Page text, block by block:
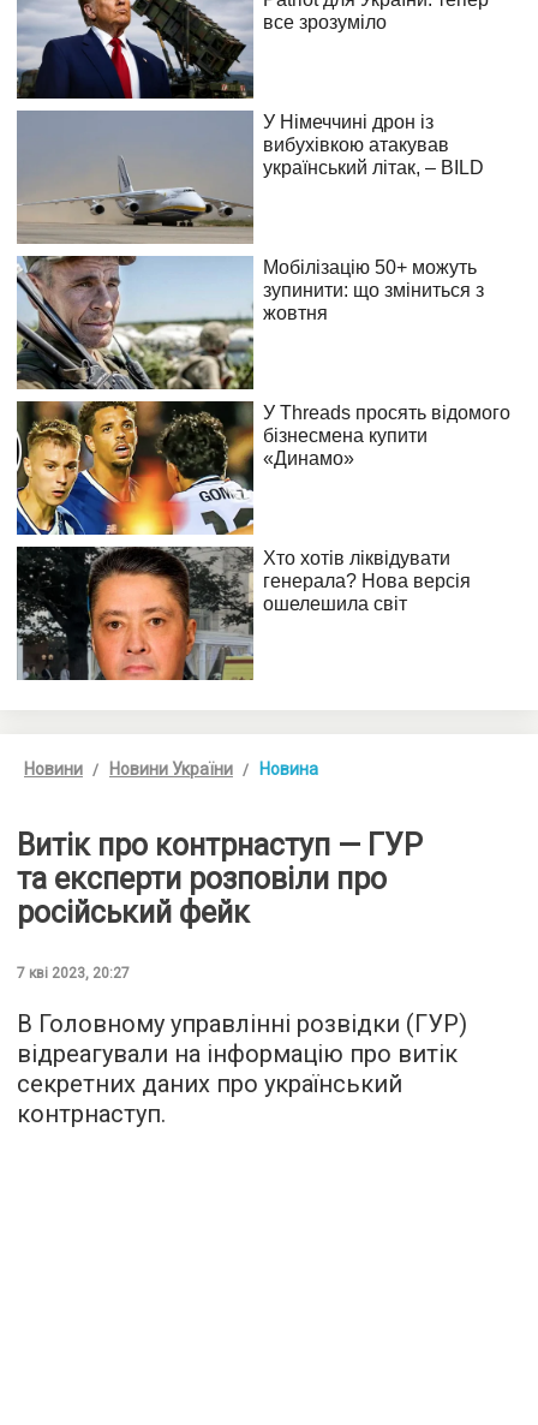
Новини Новини України Новина
Витік про контрнаступ — ГУР
та експерти розповіли про
російський фейк
7 кві 2023, 20:27
В Головному управлінні розвідки (ГУР)
відреагували на інформацію про витік
секретних даних про український
контрнаступ.